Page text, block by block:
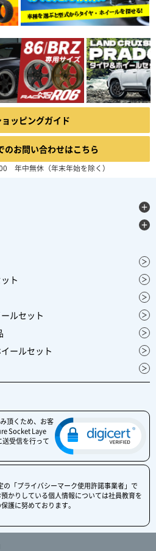
ョッピングガイド
のお問い合わせはこちら
年中無休（年末年始を除く）
ト
ルセット
ールセット
頂くため、お客
Socket Laye
受信を行って
の「プライバシーマーク使用許諾事業者」で
かりしている個人情報については社員教育を
護に努めております。